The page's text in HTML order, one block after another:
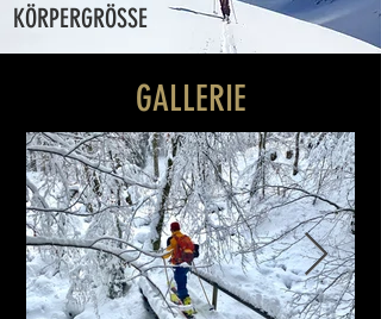
KÖRPERGRÖSSE
GALLERIE